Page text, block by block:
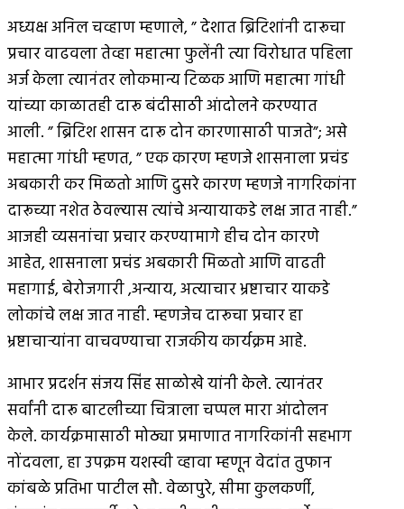
अध्यक्ष अनिल चव्हाण म्हणाले, ” देशात ब्रिटिशांनी दारूचा
प्रचार वाढवला तेव्हा महात्मा फुलेंनी त्या विरोधात पहिला
अर्ज केला त्यानंतर लोकमान्य टिळक आणि महात्मा गांधी
यांच्या काळातही दारू बंदीसाठी आंदोलने करण्यात
आली. ” ब्रिटिश शासन दारू दोन कारणासाठी पाजते”; असे
महात्मा गांधी म्हणत, ” एक कारण म्हणजे शासनाला प्रचंड
अबकारी कर मिळतो आणि दुसरे कारण म्हणजे नागरिकांना
दारूच्या नशेत ठेवल्यास त्यांचे अन्यायाकडे लक्ष जात नाही.”
आजही व्यसनांचा प्रचार करण्यामागे हीच दोन कारणे
आहेत, शासनाला प्रचंड अबकारी मिळतो आणि वाढती
महागाई, बेरोजगारी ,अन्याय, अत्याचार भ्रष्टाचार याकडे
लोकांचे लक्ष जात नाही. म्हणजेच दारूचा प्रचार हा
भ्रष्टाचार्‍यांना वाचवण्याचा राजकीय कार्यक्रम आहे.
आभार प्रदर्शन संजय सिंह साळोखे यांनी केले. त्यानंतर
सर्वांनी दारू बाटलीच्या चित्राला चप्पल मारा आंदोलन
केले. कार्यक्रमासाठी मोठ्या प्रमाणात नागरिकांनी सहभाग
नोंदवला, हा उपक्रम यशस्वी व्हावा म्हणून वेदांत तुफान
कांबळे प्रतिभा पाटील सौ. वेळापुरे, सीमा कुलकर्णी,